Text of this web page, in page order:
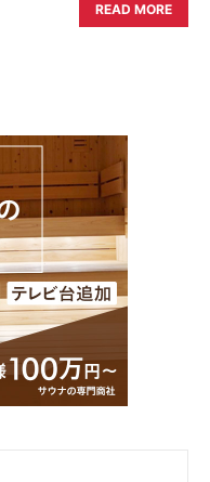
READ MORE